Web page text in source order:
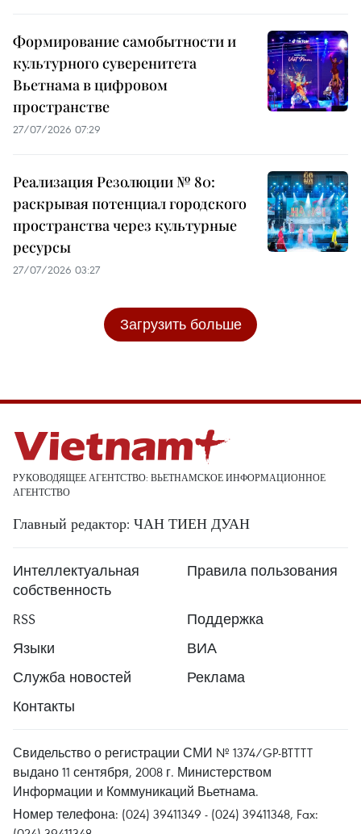
Формирование самобытности и
культурного суверенитета
Вьетнама в цифровом
пространстве
27/07/2026 07:29
Реализация Резолюции № 80:
раскрывая потенциал городского
пространства через культурные
ресурсы
27/07/2026 03:27
Загрузить больше
РУКОВОДЯЩЕЕ АГЕНТСТВО: ВЬЕТНАМСКОЕ ИНФОРМАЦИОННОЕ
АГЕНТСТВО
Главный редактор: ЧАН ТИЕН ДУАН
Интеллектуальная
собственность
Правила пользования
RSS
Поддержка
Языки
ВИА
Служба новостей
Реклама
Контакты
Свидельство о регистрации СМИ № 1374/GP-BTTTT
выдано 11 сентября, 2008 г. Министерством
Информации и Коммуникаций Вьетнама.
Номер телефона: (024) 39411349 - (024) 39411348, Fax: